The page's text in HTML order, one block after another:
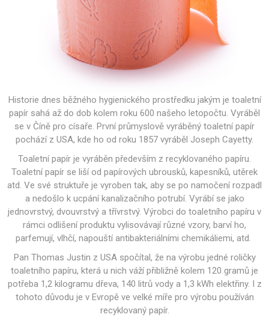
Historie dnes běžného hygienického prostředku jakým je toaletní
papír sahá až do dob kolem roku 600 našeho letopočtu. Vyráběl
se v Číně pro císaře. První průmyslově vyráběný toaletní papír
pochází z USA, kde ho od roku 1857 vyráběl Joseph Cayetty.
Toaletní papír je vyráběn především z recyklovaného papíru.
Toaletní papír se liší od papírových ubrousků, kapesníků, utěrek
atd. Ve své struktuře je vyroben tak, aby se po namočení rozpadl
a nedošlo k ucpání kanalizačního potrubí. Vyrábí se jako
jednovrstvý, dvouvrstvý a třívrstvý. Výrobci do toaletního papíru v
rámci odlišení produktu vylisovávají různé vzory, barví ho,
parfemují, vlhčí, napouští antibakteriálními chemikáliemi, atd.
Pan Thomas Justin z USA spočítal, že na výrobu jedné roličky
toaletního papíru, která u nich váží přibližně kolem 120 gramů je
potřeba 1,2 kilogramu dřeva, 140 litrů vody a 1,3 kWh elektřiny. I z
tohoto důvodu je v Evropě ve velké míře pro výrobu používán
recyklovaný papír.